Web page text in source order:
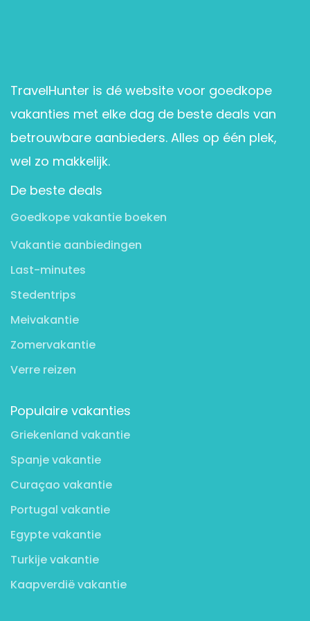
TravelHunter is dé website voor goedkope
vakanties met elke dag de beste deals van
betrouwbare aanbieders. Alles op één plek,
wel zo makkelijk.
De beste deals
Goedkope vakantie boeken
Vakantie aanbiedingen
Last-minutes
Stedentrips
Meivakantie
Zomervakantie
Verre reizen
Populaire vakanties
Griekenland vakantie
Spanje vakantie
Curaçao vakantie
Portugal vakantie
Egypte vakantie
Turkije vakantie
Kaapverdië vakantie